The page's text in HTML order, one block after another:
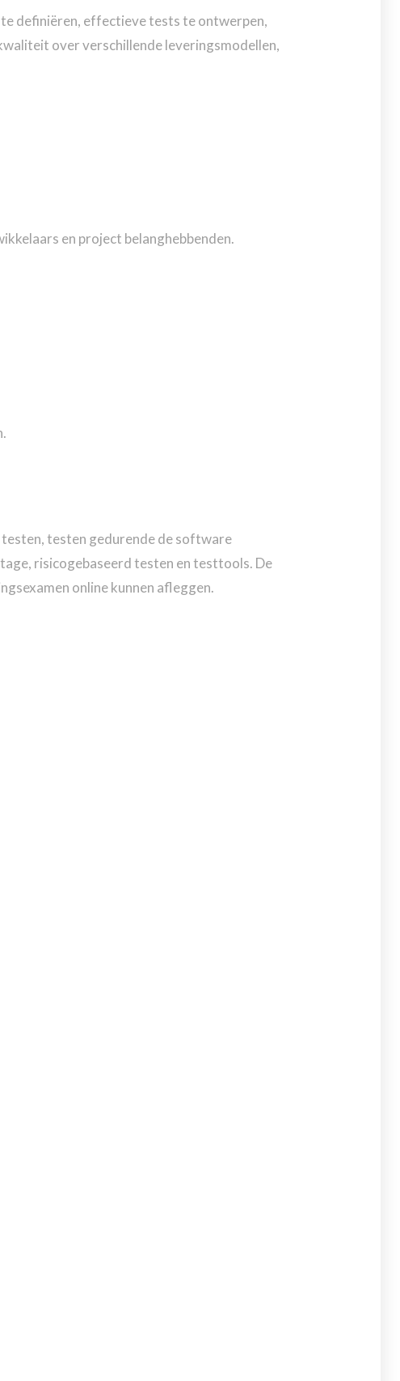
definiëren, effectieve tests te ontwerpen,
over verschillende leveringsmodellen,
en project belanghebbenden.
testen, testen gedurende de software
risicogebaseerd testen en testtools. De
online kunnen afleggen.